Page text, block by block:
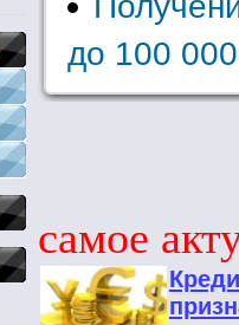
до 100
самое